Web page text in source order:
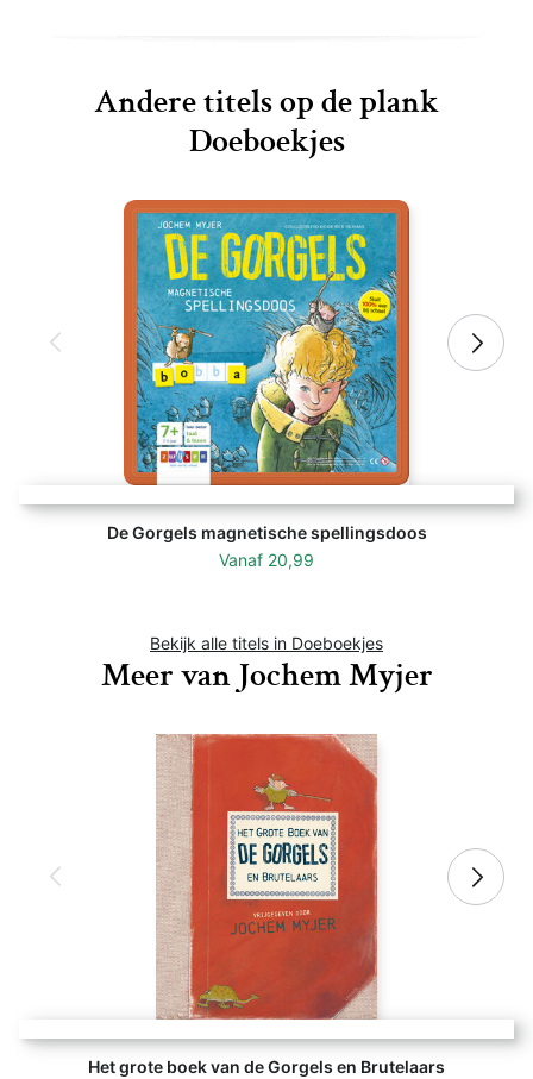
Andere titels op de plank
Doeboekjes
De Gorgels magnetische spellingsdoos
Vanaf 20,99
Bekijk alle titels in Doeboekjes
Meer van Jochem Myjer
Het grote boek van de Gorgels en Brutelaars